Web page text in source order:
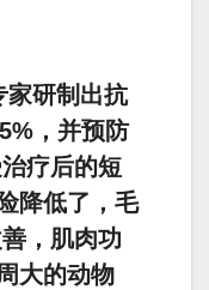
研制出抗
，并预防
疗后的短
降低了，毛
，肌肉功
大的动物